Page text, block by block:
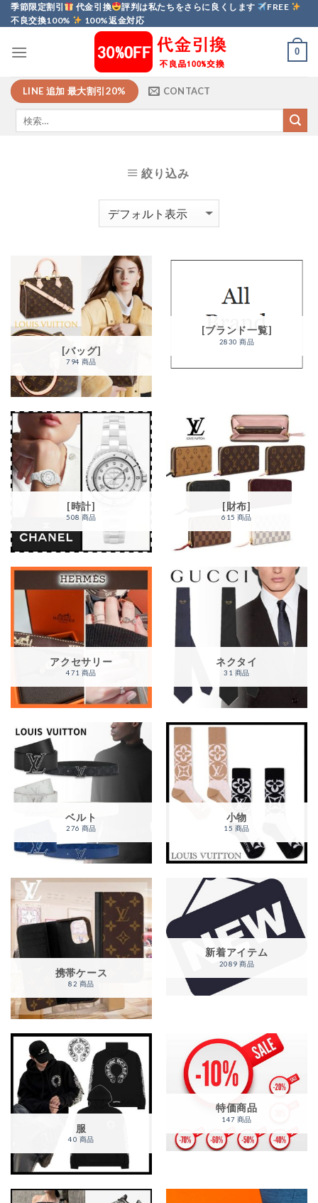
Skip
to
季節限定割引 代金引換 評判は私たちをさらに良くします
FREE
不良交換100%
100%返金対応
0
LINE 追加 最大割引20% CONTACT
絞り込み
[バッグ]
794 商品
[ブランド一覧]
2830 商品
[時計]
508 商品
[財布]
615 商品
アクセサリー
471 商品
ネクタイ
31 商品
ベルト
276 商品
小物
15 商品
携帯ケース
82 商品
新着アイテム
2089 商品
服
40 商品
特価商品
147 商品